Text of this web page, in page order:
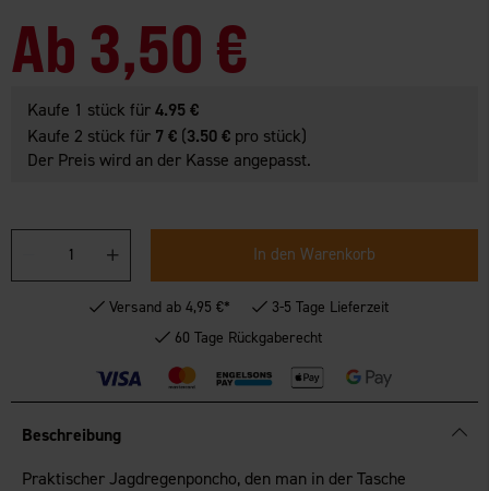
Ab 3,50 €
Kaufe 1 stück für4.95 €
Kaufe 2 stück für 7 € (3.50 € pro stück)
Der Preis wird an der Kasse angepasst.
In den Warenkorb
Versand ab 4,95 €*
3-5 Tage Lieferzeit
60 Tage Rückgaberecht
Beschreibung
Praktischer Jagdregenponcho, den man in der Tasche